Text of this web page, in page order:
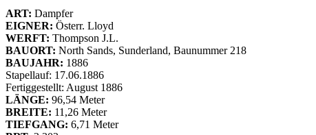
ART: Dampfer
EIGNER: Österr. Lloyd
WERFT: Thompson J.L.
BAUORT: North Sands, Sunderland, Baunummer 218
BAUJAHR: 1886
Stapellauf: 17.06.1886
Fertiggestellt: August 1886
LÄNGE: 96,54 Meter
BREITE: 11,26 Meter
TIEFGANG: 6,71 Meter